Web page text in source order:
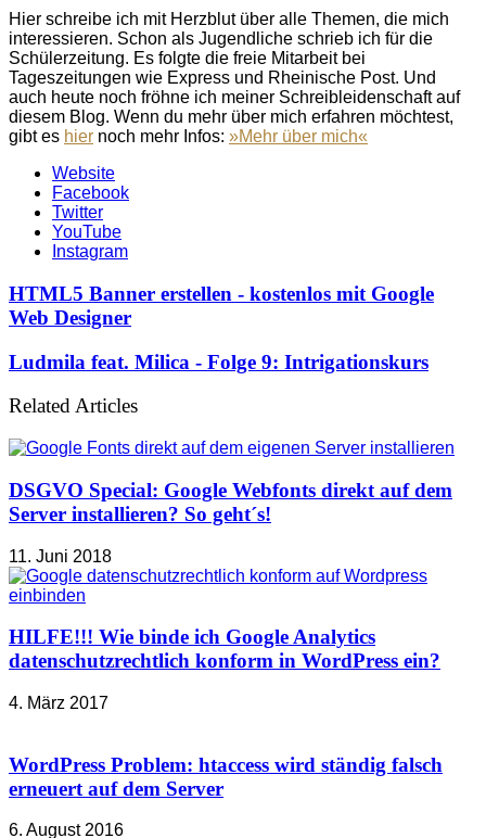
Hier schreibe ich mit Herzblut über alle Themen, die mich
interessieren. Schon als Jugendliche schrieb ich für die
Schülerzeitung. Es folgte die freie Mitarbeit bei
Tageszeitungen wie Express und Rheinische Post. Und
auch heute noch fröhne ich meiner Schreibleidenschaft auf
diesem Blog. Wenn du mehr über mich erfahren möchtest,
gibt es hier noch mehr Infos: »Mehr über mich«
Website
Facebook
Twitter
YouTube
Instagram
HTML5 Banner erstellen - kostenlos mit Google
Web Designer
Ludmila feat. Milica - Folge 9: Intrigationskurs
Related Articles
DSGVO Special: Google Webfonts direkt auf dem
Server installieren? So geht´s!
11. Juni 2018
HILFE!!! Wie binde ich Google Analytics
datenschutzrechtlich konform in WordPress ein?
4. März 2017
WordPress Problem: htaccess wird ständig falsch
erneuert auf dem Server
6. August 2016